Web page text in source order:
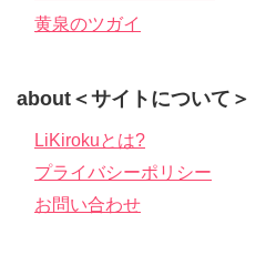
黄泉のツガイ
about＜サイトについて＞
LiKirokuとは?
プライバシーポリシー
お問い合わせ